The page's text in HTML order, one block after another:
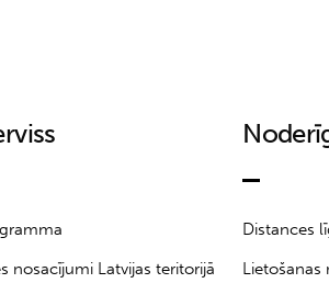
nosacījumi Latvijas teritorijā
Distances
Lietošanas